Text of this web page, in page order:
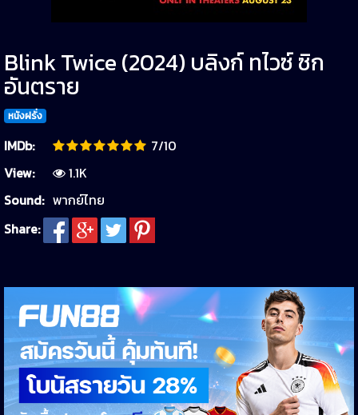
Blink Twice (2024) บลิงก์ ทไวซ์ ซิก
อันตราย
หนังฝรั่ง
IMDb:
7/10
View:
1.1K
Sound: พากย์ไทย
Share: